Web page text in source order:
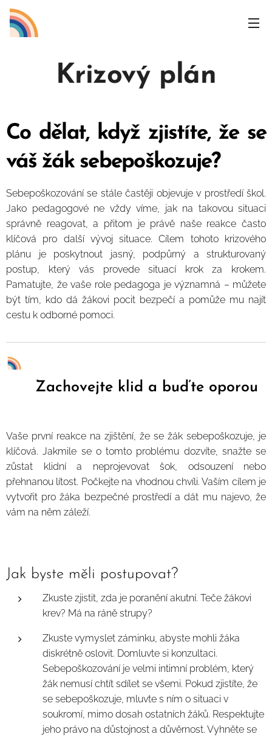
Krizový plán
Co dělat, když zjistíte, že se
váš žák sebepoškozuje?
Sebepoškozování se stále častěji objevuje v prostředí škol.
Jako pedagogové ne vždy víme, jak na takovou situaci
správně reagovat, a přitom je právě naše reakce často
klíčová pro další vývoj situace. Cílem tohoto krizového
plánu je poskytnout jasný, podpůrný a strukturovaný
postup, který vás provede situací krok za krokem.
Pamatujte, že vaše role pedagoga je významná – můžete
být tím, kdo dá žákovi pocit bezpečí a pomůže mu najít
cestu k odborné pomoci.
Zachovejte klid a buďte oporou
Vaše první reakce na zjištění, že se žák sebepoškozuje, je
klíčová. Jakmile se o tomto problému dozvíte, snažte se
zůstat klidní a neprojevovat šok, odsouzení nebo
přehnanou lítost. Počkejte na vhodnou chvíli. Vaším cílem je
vytvořit pro žáka bezpečné prostředí a dát mu najevo, že
vám na něm záleží.
Jak byste měli postupovat?
Zkuste zjistit, zda je poranění akutní. Teče žákovi
krev? Má na ráně strupy?
Zkuste vymyslet záminku, abyste mohli žáka
diskrétně oslovit. Domluvte si konzultaci.
Sebepoškozování je velmi intimní problém, který
žák nemusí chtít sdílet se všemi. Pokud zjistíte, že
se sebepoškozuje, mluvte s ním o situaci v
soukromí, mimo dosah ostatních žáků. Respektujte
jeho právo na důstojnost a důvěrnost. Vyhněte se